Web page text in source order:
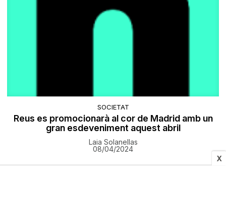
X
SOCIETAT
Reus es promocionarà al cor de Madrid amb un
gran esdeveniment aquest abril
Laia Solanellas
08/04/2024